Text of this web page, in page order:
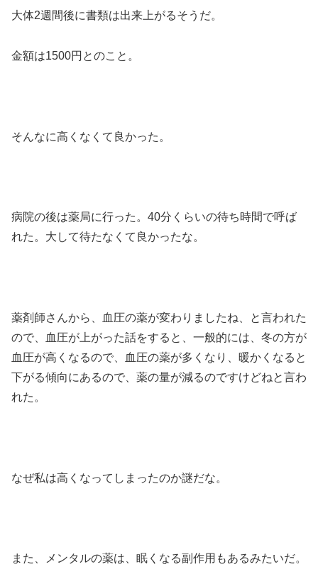
大体2週間後に書類は出来上がるそうだ。
金額は1500円とのこと。
そんなに高くなくて良かった。
病院の後は薬局に行った。40分くらいの待ち時間で呼ば
れた。大して待たなくて良かったな。
薬剤師さんから、血圧の薬が変わりましたね、と言われた
ので、血圧が上がった話をすると、一般的には、冬の方が
血圧が高くなるので、血圧の薬が多くなり、暖かくなると
下がる傾向にあるので、薬の量が減るのですけどねと言わ
れた。
なぜ私は高くなってしまったのか謎だな。
また、メンタルの薬は、眠くなる副作用もあるみたいだ。